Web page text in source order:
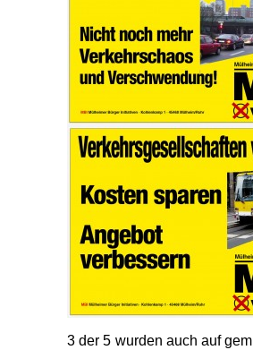
3 der 5 wurden auch auf